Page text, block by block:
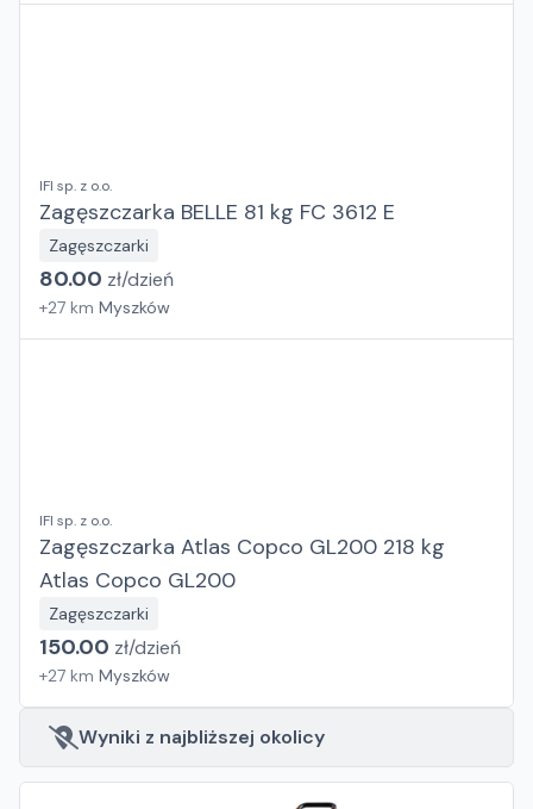
IFI sp. z o.o.
Zagęszczarka BELLE 81 kg FC 3612 E
Zagęszczarki
80.00 zł/dzień
+27 km Myszków
IFI sp. z o.o.
Zagęszczarka Atlas Copco GL200 218 kg
Atlas Copco GL200
Zagęszczarki
150.00 zł/dzień
+27 km Myszków
Wyniki z najbliższej okolicy